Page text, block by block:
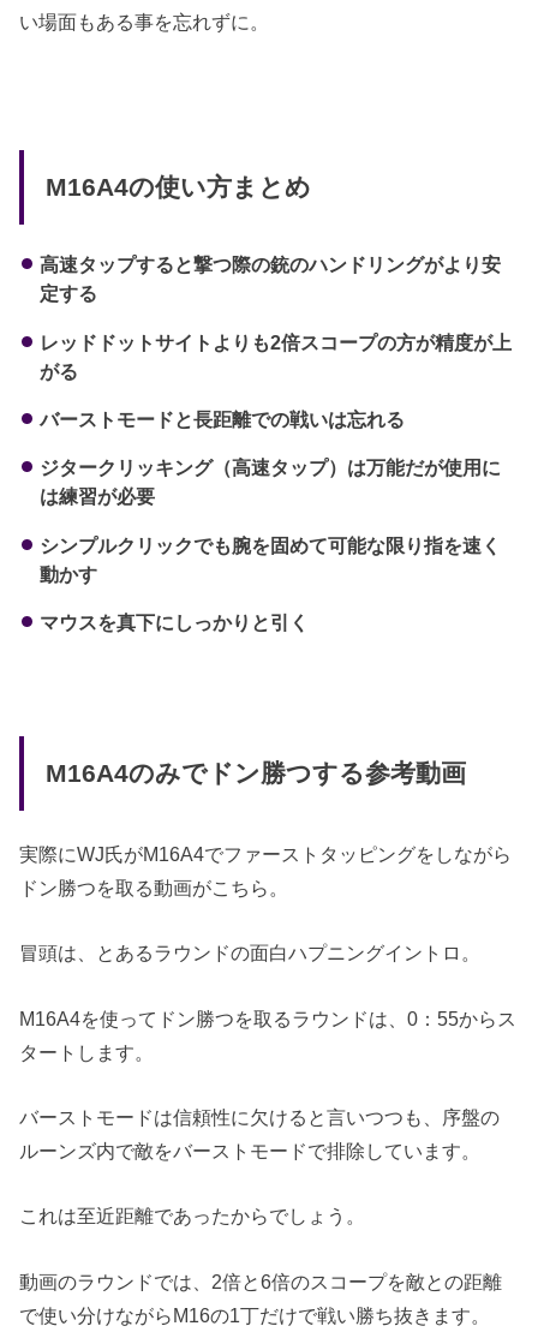
い場面もある事を忘れずに。
M16A4の使い方まとめ
高速タップすると撃つ際の銃のハンドリングがより安
定する
レッドドットサイトよりも2倍スコープの方が精度が上
がる
バーストモードと長距離での戦いは忘れる
ジタークリッキング（高速タップ）は万能だが使用に
は練習が必要
シンプルクリックでも腕を固めて可能な限り指を速く
動かす
マウスを真下にしっかりと引く
M16A4のみでドン勝つする参考動画
実際にWJ氏がM16A4でファーストタッピングをしながら
ドン勝つを取る動画がこちら。
冒頭は、とあるラウンドの面白ハプニングイントロ。
M16A4を使ってドン勝つを取るラウンドは、0：55からス
タートします。
バーストモードは信頼性に欠けると言いつつも、序盤の
ルーンズ内で敵をバーストモードで排除しています。
これは至近距離であったからでしょう。
動画のラウンドでは、2倍と6倍のスコープを敵との距離
で使い分けながらM16の1丁だけで戦い勝ち抜きます。